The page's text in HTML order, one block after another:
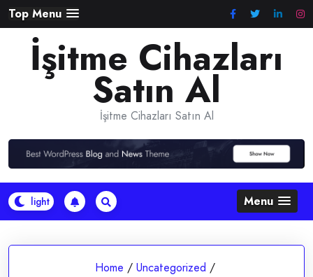
Skip
to
content
Top Menu
İşitme Cihazları
Satın Al
İşitme Cihazları Satın Al
Menu
Home / Uncategorized /